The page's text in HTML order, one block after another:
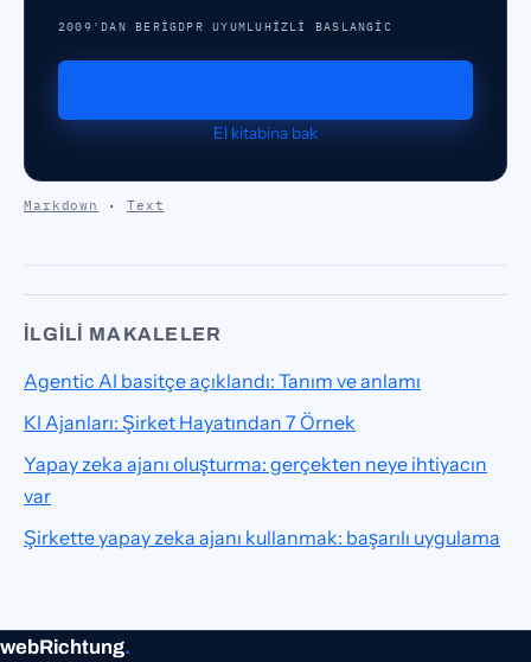
2009'DAN BERIGDPR UYUMLUHIZLI BASLANGIC
El kitabina bak
Markdown · Text
İLGILI MAKALELER
Agentic AI basitçe açıklandı: Tanım ve anlamı
KI Ajanları: Şirket Hayatından 7 Örnek
Yapay zeka ajanı oluşturma: gerçekten neye ihtiyacın
var
Şirkette yapay zeka ajanı kullanmak: başarılı uygulama
webRichtung.